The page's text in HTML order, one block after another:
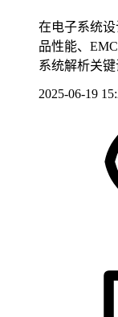
在电子系统
品性能、
系统解析关键
2025-06-19